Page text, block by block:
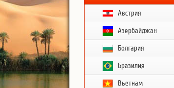
Австрия
Азербайджан
Болгария
Бразилия
Вьетнам